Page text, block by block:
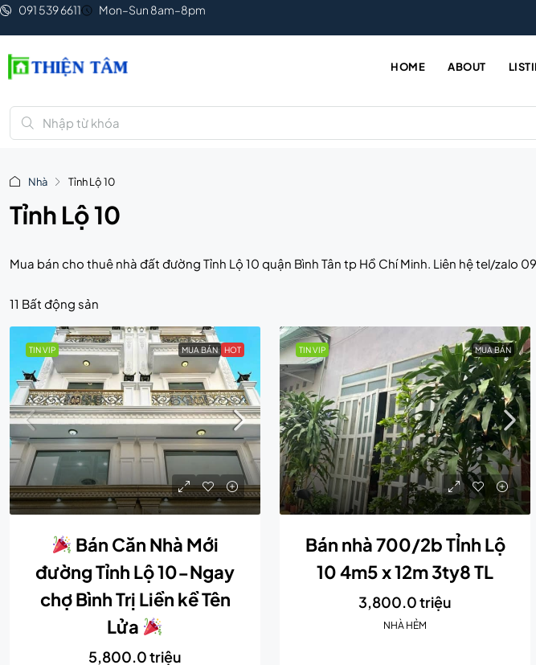
091 539 6611 Mon–Sun 8am–8pm
HOME ABOUT
Nhà Tỉnh Lộ 10
Tỉnh Lộ 10
Mua bán cho thuê nhà đất đường Tỉnh Lộ 10 quận Bình Tân tp Hồ Chí Minh. Liên hệ tel/zalo
11 Bất động sản
TIN VIP MUA BÁN HOT
Bán Căn Nhà Mới
đường Tỉnh Lộ 10-Ngay
chợ Bình Trị Liền kề Tên
Lửa
5,800.0 triệu
TIN VIP MUA BÁN
Bán nhà 700/2b TỈnh Lộ
10 4m5 x 12m 3ty8 TL
3,800.0 triệu
NHÀ HẺM